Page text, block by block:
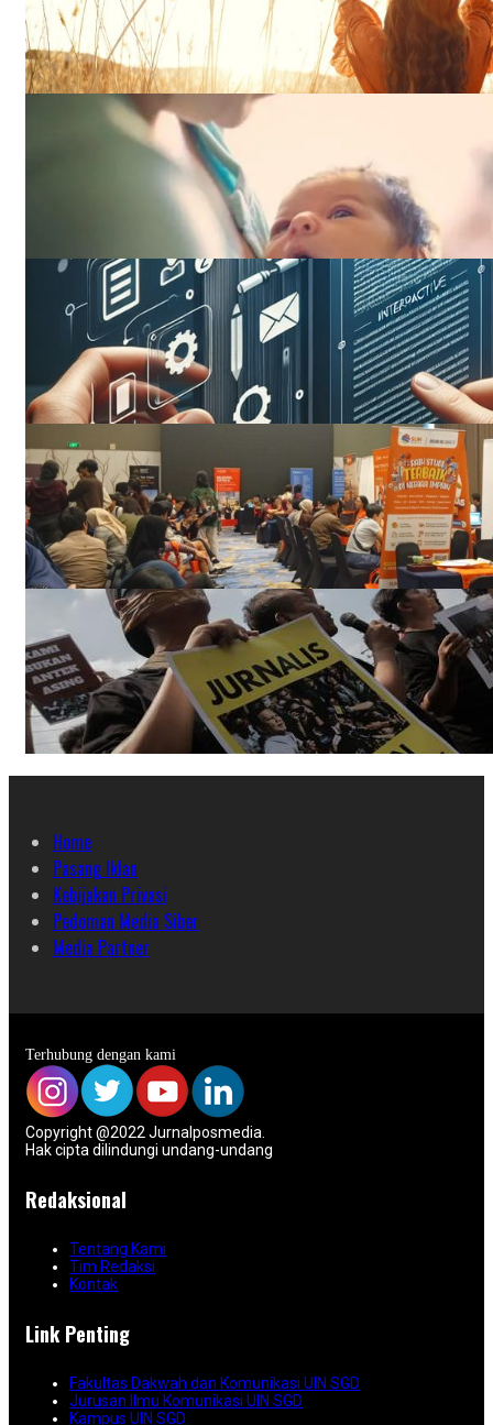
Home
Pasang Iklan
Kebijakan Privasi
Pedoman Media Siber
Media Partner
Terhubung dengan kami
Copyright @2022 Jurnalposmedia.
Hak cipta dilindungi undang-undang
Redaksional
Tentang Kami
Tim Redaksi
Kontak
Link Penting
Fakultas Dakwah dan Komunikasi UIN SGD
Jurusan Ilmu Komunikasi UIN SGD
Kampus UIN SGD